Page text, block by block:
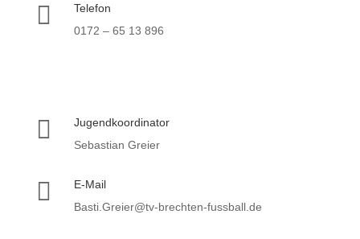

Telefon
0172 – 65 13 896

Jugendkoordinator
Sebastian Greier

E-Mail
Basti.Greier@tv-brechten-fussball.de